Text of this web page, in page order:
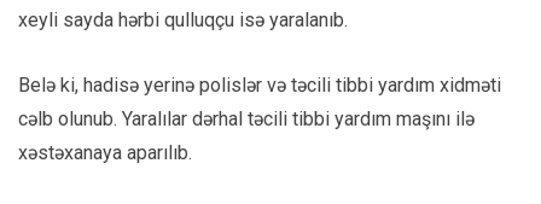
xeyli sayda hərbi qulluqçu isə yaralanıb.
Belə ki, hadisə yerinə polislər və təcili tibbi yardım xidməti
cəlb olunub. Yaralılar dərhal təcili tibbi yardım maşını ilə
xəstəxanaya aparılıb.